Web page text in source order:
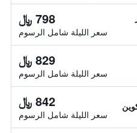
798 ﷼
سعر الليلة شامل الرسوم
829 ﷼
سعر الليلة شامل الرسوم
842 ﷼
سعر الليلة شامل الرسوم